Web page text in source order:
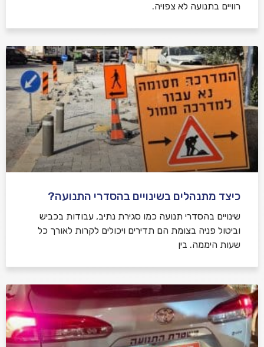
רוויים בתנועה לא צפויה.
כיצד מתנהלים בשינויים בהסדרי התנועה?
שינויים בהסדרי תנועה כמו סגירת נתיב, עבודות בכביש
וביטול פניה בצומת הם תדירים ויכולים לקרות לאורך כל
שעות היממה. בין